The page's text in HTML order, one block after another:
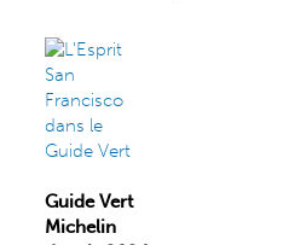
Guide Vert
Michelin